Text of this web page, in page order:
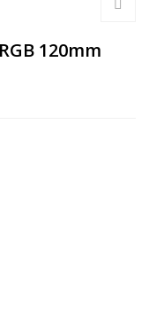
120mm